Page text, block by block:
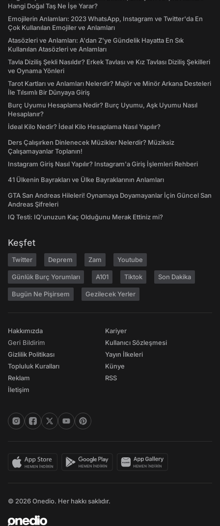
Hangi Doğal Taş Ne İşe Yarar?
Emojilerin Anlamları: 2023 WhatsApp, Instagram ve Twitter'da En
Çok Kullanılan Emojiler ve Anlamları
Atasözleri ve Anlamları: A'dan Z'ye Gündelik Hayatta En Sık
Kullanılan Atasözleri ve Anlamları
Tavla Diziliş Şekli Nasıldır? Erkek Tavlası ve Kız Tavlası Diziliş Şekilleri
ve Oynama Yönleri
Tarot Kartları ve Anlamları Nelerdir? Majör ve Minör Arkana Desteleri
İle Tılsımlı Bir Dünyaya Giriş
Burç Uyumu Hesaplama Nedir? Burç Uyumu, Aşk Uyumu Nasıl
Hesaplanır?
İdeal Kilo Nedir? İdeal Kilo Hesaplama Nasıl Yapılır?
Ders Çalışırken Dinlenecek Müzikler Nelerdir? Müziksiz
Çalışamayanlar Toplanın!
Instagram Giriş Nasıl Yapılır? Instagram'a Giriş İşlemleri Rehberi
41 Ülkenin Bayrakları ve Ülke Bayraklarının Anlamları
GTA San Andreas Hileleri! Oynamaya Doyamayanlar İçin Güncel San
Andreas Şifreleri
IQ Testi: IQ'unuzun Kaç Olduğunu Merak Ettiniz mi?
Keşfet
Twitter Deprem Zam Youtube
Günlük Burç Yorumları A101 Tiktok Son Dakika
Bugün Ne Pişirsem Gezilecek Yerler
Hakkımızda
Geri Bildirim
Gizlilik Politikası
Topluluk Kuralları
Reklam
İletişim
Kariyer
Kullanıcı Sözleşmesi
Yayın İlkeleri
Künye
RSS
© 2026 Onedio. Her hakkı saklıdır.